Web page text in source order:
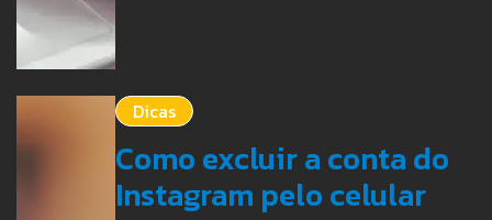
Dicas
Como excluir a conta do
Instagram pelo celular